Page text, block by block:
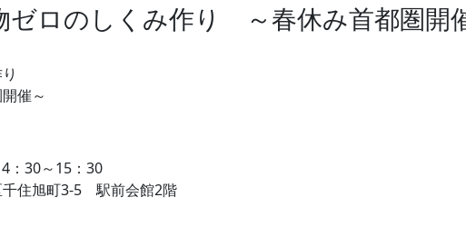
ロのしくみ作り ～春休み首都圏開
り
～
30～15：30
旭町3-5 駅前会館2階